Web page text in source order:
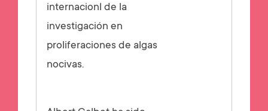
internacionl de la
investigación en
proliferaciones de algas
nocivas.